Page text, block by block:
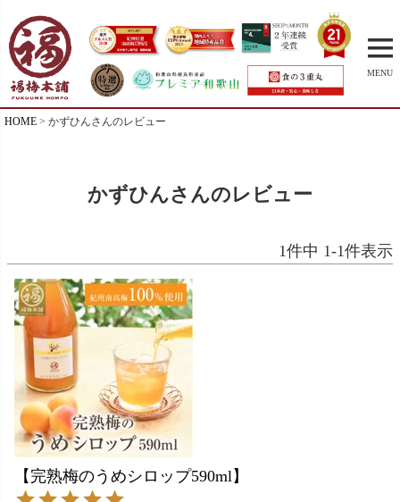
MENU
HOME かずひんさんのレビュー
かずひんさんのレビュー
1件中 1-1件表示
【完熟梅のうめシロップ590ml】